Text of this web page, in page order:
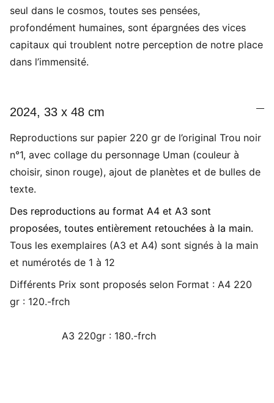
seul dans le cosmos, toutes ses pensées,
profondément humaines, sont épargnées des vices
capitaux qui troublent notre perception de notre place
dans l’immensité.
2024, 33 x 48 cm
Reproductions sur papier 220 gr de l’original Trou noir
n°1, avec collage du personnage Uman (couleur à
choisir, sinon rouge), ajout de planètes et de bulles de
texte.
Des reproductions au format A4 et A3 sont
proposées, toutes entièrement retouchées à la main.
Tous les exemplaires (A3 et A4) sont signés à la main
et numérotés de 1 à 12
Différents Prix sont proposés selon Format : A4 220
gr : 120.-frch
A3 220gr : 180.-frch